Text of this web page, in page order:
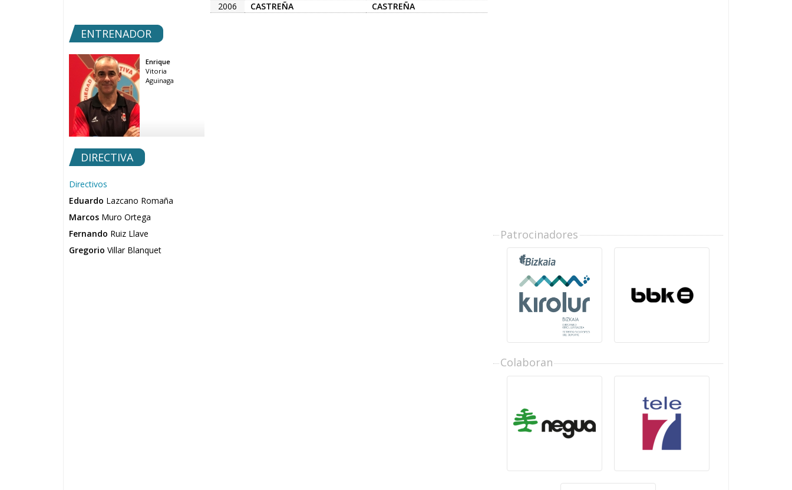
2006
CASTREÑA CASTREÑA
ENTRENADOR
Enrique
Vitoria
Aguinaga
DIRECTIVA
Directivos
Eduardo Lazcano Romaña
Marcos Muro Ortega
Fernando Ruiz Llave
Gregorio Villar Blanquet
Patrocinadores
Colaboran